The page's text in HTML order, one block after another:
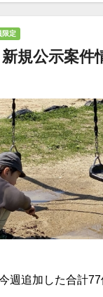
限定
規公示案件
週追加した合計